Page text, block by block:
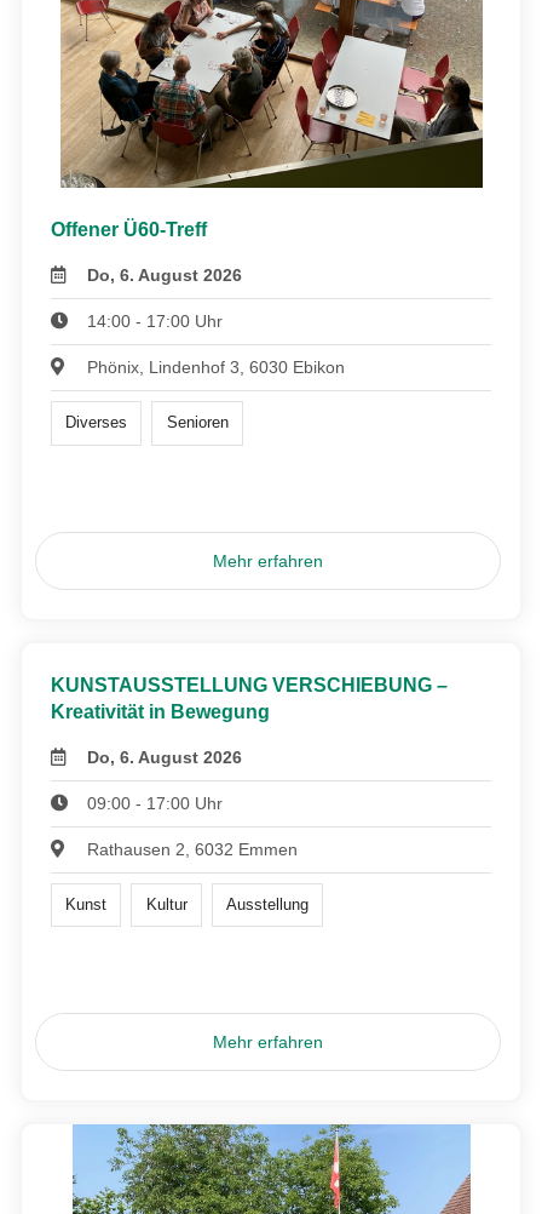
Offener Ü60-Treff
Do, 6. August 2026
14:00 - 17:00 Uhr
Phönix, Lindenhof 3, 6030 Ebikon
Diverses Senioren
Mehr erfahren
KUNSTAUSSTELLUNG VERSCHIEBUNG –
Kreativität in Bewegung
Do, 6. August 2026
09:00 - 17:00 Uhr
Rathausen 2, 6032 Emmen
Kunst Kultur Ausstellung
Mehr erfahren